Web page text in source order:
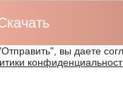
вы даете